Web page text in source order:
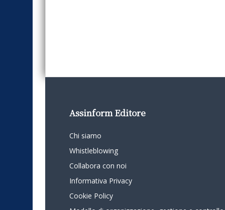
Assinform Editore
Chi siamo
Whistleblowing
Collabora con noi
Informativa Privacy
Cookie Policy